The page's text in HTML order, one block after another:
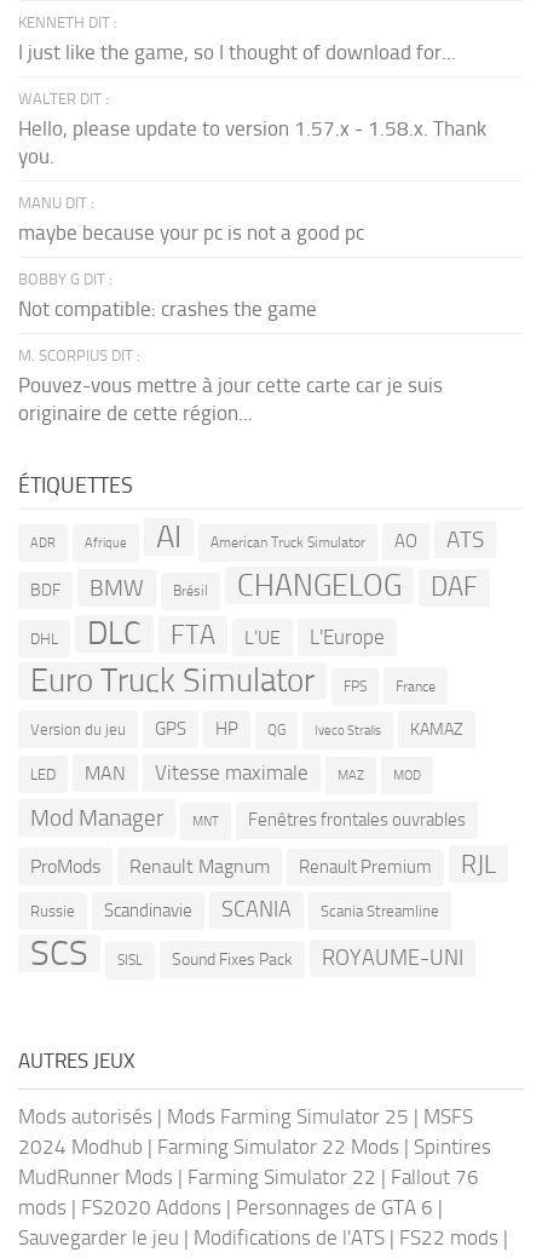
KENNETH DIT :
I just like the game, so I thought of download for...
WALTER DIT :
Hello, please update to version 1.57.x - 1.58.x. Thank
you.
MANU DIT :
maybe because your pc is not a good pc
BOBBY G DIT :
Not compatible: crashes the game
M. SCORPIUS DIT :
Pouvez-vous mettre à jour cette carte car je suis
originaire de cette région...
ÉTIQUETTES
ADR Afrique AI American Truck Simulator AO ATS
BDF BMW Brésil CHANGELOG DAF
DHL DLC FTA L'UE L'Europe
Euro Truck Simulator FPS France
Version du jeu GPS HP QG Iveco Stralis KAMAZ
LED MAN Vitesse maximale MAZ MOD
Mod Manager MNT Fenêtres frontales ouvrables
ProMods Renault Magnum Renault Premium RJL
Russie Scandinavie SCANIA Scania Streamline
SCS SISL Sound Fixes Pack ROYAUME-UNI
AUTRES JEUX
Mods autorisés | Mods Farming Simulator 25 | MSFS
2024 Modhub | Farming Simulator 22 Mods | Spintires
MudRunner Mods | Farming Simulator 22 | Fallout 76
mods | FS2020 Addons | Personnages de GTA 6 |
Sauvegarder le jeu | Modifications de l'ATS | FS22 mods |